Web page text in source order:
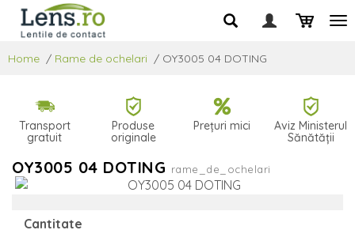
Home / Rame de ochelari / OY3005 04 DOTING
Transport
gratuit
Produse
originale
Prețuri mici
Aviz Ministerul
Sănătății
OY3005 04 DOTING rame_de_ochelari
Cantitate